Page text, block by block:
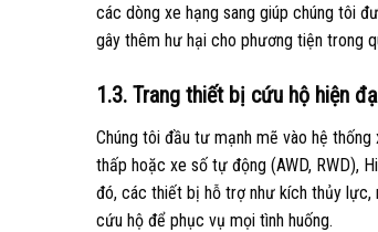
các dòng xe hạng sang giúp chúng tôi
gây thêm hư hại cho phương tiện trong
1.3. Trang thiết bị cứu hộ hiện
Chúng tôi đầu tư mạnh mẽ vào hệ
thấp hoặc xe số tự động (AWD, RWD),
đó, các thiết bị hỗ trợ như kích thủy lực,
cứu hộ để phục vụ mọi tình huống.